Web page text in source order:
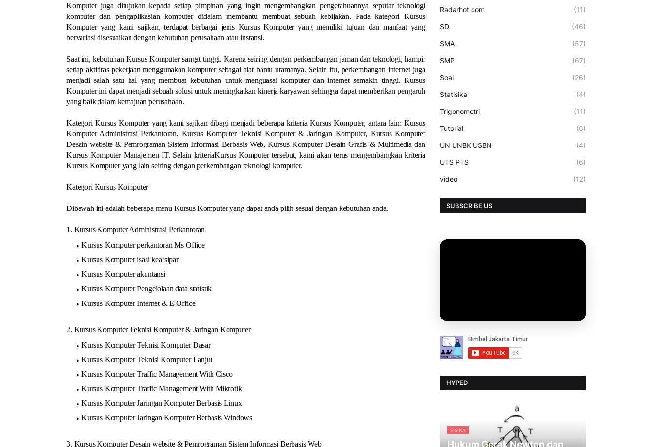
Komputer juga ditujukan kepada setiap pimpinan yang ingin mengembangkan pengetahuannya seputar teknologi
komputer dan pengaplikasian komputer didalam membantu membuat sebuah kebijakan. Pada kategori Kursus
Komputer yang kami sajikan, terdapat berbagai jenis Kursus Komputer yang memiliki tujuan dan manfaat yang
bervariasi disesuaikan dengan kebutuhan perusahaan atau instansi.
Saat ini, kebutuhan Kursus Komputer sangat tinggi. Karena seiring dengan perkembangan jaman dan teknologi, hampir
setiap aktifitas pekerjaan menggunakan komputer sebagai alat bantu utamanya. Selain itu, perkembangan internet juga
menjadi salah satu hal yang membuat kebutuhan untuk menguasai komputer dan internet semakin tinggi. Kursus
Komputer ini dapat menjadi sebuah solusi untuk meningkatkan kinerja karyawan sehingga dapat memberikan pengaruh
yang baik dalam kemajuan perusahaan.
Kategori Kursus Komputer yang kami sajikan dibagi menjadi beberapa kriteria Kursus Komputer, antara lain: Kursus
Komputer Administrasi Perkantoran, Kursus Komputer Teknisi Komputer & Jaringan Komputer, Kursus Komputer
Desain website & Pemrograman Sistem Informasi Berbasis Web, Kursus Komputer Desain Grafis & Multimedia dan
Kursus Komputer Manajemen IT. Selain kriteriaKursus Komputer tersebut, kami akan terus mengembangkan kriteria
Kursus Komputer yang lain seiring dengan perkembangan teknologi komputer.
Kategori Kursus Komputer
Dibawah ini adalah beberapa menu Kursus Komputer yang dapat anda pilih sesuai dengan kebutuhan anda.
1. Kursus Komputer Administrasi Perkantoran
Kursus Komputer perkantoran Ms Office
Kursus Komputer isasi kearsipan
Kursus Komputer akuntansi
Kursus Komputer Pengelolaan data statistik
Kursus Komputer Internet & E-Office
2. Kursus Komputer Teknisi Komputer & Jaringan Komputer
Kursus Komputer Teknisi Komputer Dasar
Kursus Komputer Teknisi Komputer Lanjut
Kursus Komputer Traffic Management With Cisco
Kursus Komputer Traffic Management With Mikrotik
Kursus Komputer Jaringan Komputer Berbasis Linux
Kursus Komputer Jaringan Komputer Berbasis Windows
3. Kursus Komputer Desain website & Pemrograman Sistem Informasi Berbasis Web
Radarhot com (11)
SD (46)
SMA (57)
SMP (67)
Soal (26)
Statisika (4)
Trigonometri (11)
Tutorial (6)
UN UNBK USBN (4)
UTS PTS (6)
video (12)
SUBSCRIBE US
HYPED
FISIKA
Hukum Gerak Newton dan